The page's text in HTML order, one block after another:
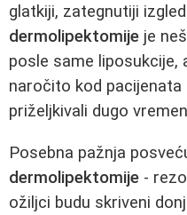
glatkiji, zategnutiji
dermolipektomije je
posle same
naročito kod pacijenata
priželjkivali dugo
Posebna pažnja
dermolipektomije -
ožiljci budu skriveni